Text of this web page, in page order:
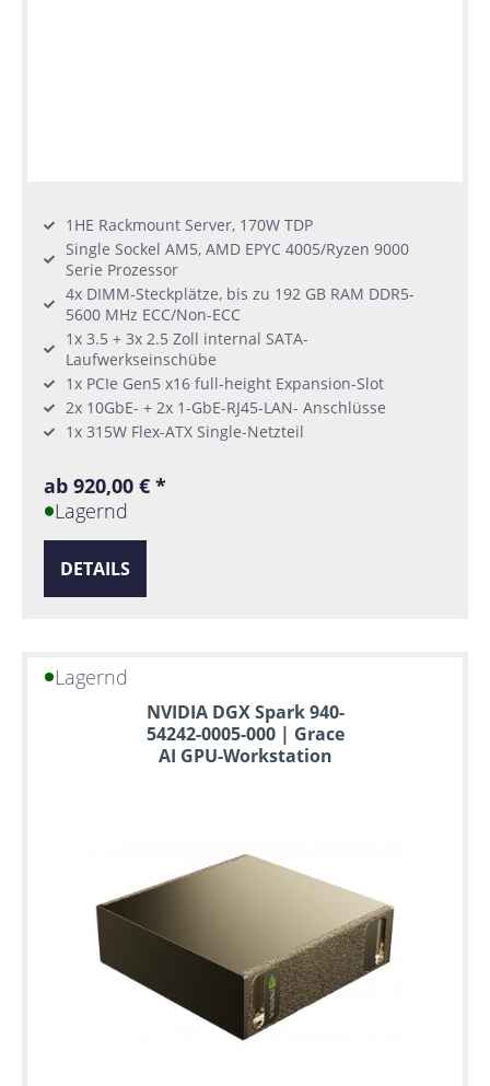
1HE Rackmount Server, 170W TDP
Single Sockel AM5, AMD EPYC 4005/Ryzen 9000
Serie Prozessor
4x DIMM-Steckplätze, bis zu 192 GB RAM DDR5-
5600 MHz ECC/Non-ECC
1x 3.5 + 3x 2.5 Zoll internal SATA-
Laufwerkseinschübe
1x PCIe Gen5 x16 full-height Expansion-Slot
2x 10GbE- + 2x 1-GbE-RJ45-LAN- Anschlüsse
1x 315W Flex-ATX Single-Netzteil
ab 920,00 € *
Lagernd
DETAILS
Lagernd
NVIDIA DGX Spark 940-
54242-0005-000 | Grace
AI GPU-Workstation